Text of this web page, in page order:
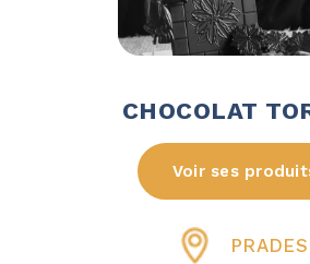
CHOCOLAT
Voir ses
PRADES